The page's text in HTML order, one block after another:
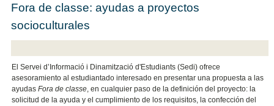
Fora de classe: ayudas a proyectos
socioculturales
El Servei d’Informació i Dinamització d'Estudiants (Sedi) ofrece
asesoramiento al estudiantado interesado en presentar una propuesta a las
ayudasFora de classe, en cualquier paso de la definición del proyecto: la
solicitud de la ayuda y el cumplimiento de los requisitos, la confección del